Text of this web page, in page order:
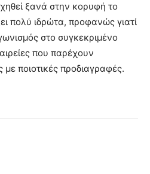
ξανά στην κορυφή το
πολύ ιδρώτα, προφανώς γιατί
στο συγκεκριμένο
που παρέχουν
ποιοτικές προδιαγραφές.